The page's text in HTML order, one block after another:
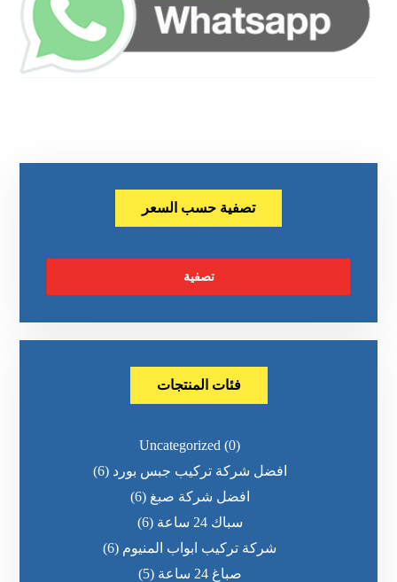
تصفية حسب السعر
تصفية
فئات المنتجات
Uncategorized (0)
افضل شركة تركيب جبس بورد (6)
افضل شركة صبغ (6)
سباك 24 ساعة
(6)
شركة تركيب ابواب المنيوم (6)
صباغ 24 ساعة
(5)